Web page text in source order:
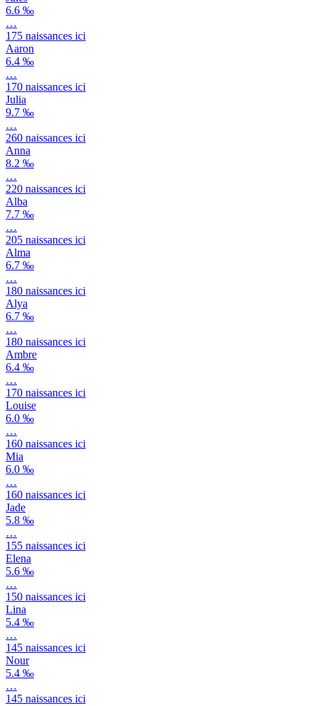
6.6 ‰
…
175 naissances ici
Aaron
6.4 ‰
…
170 naissances ici
Julia
9.7 ‰
…
260 naissances ici
Anna
8.2 ‰
…
220 naissances ici
Alba
7.7 ‰
…
205 naissances ici
Alma
6.7 ‰
…
180 naissances ici
Alya
6.7 ‰
…
180 naissances ici
Ambre
6.4 ‰
…
170 naissances ici
Louise
6.0 ‰
…
160 naissances ici
Mia
6.0 ‰
…
160 naissances ici
Jade
5.8 ‰
…
155 naissances ici
Elena
5.6 ‰
…
150 naissances ici
Lina
5.4 ‰
…
145 naissances ici
Nour
5.4 ‰
…
145 naissances ici